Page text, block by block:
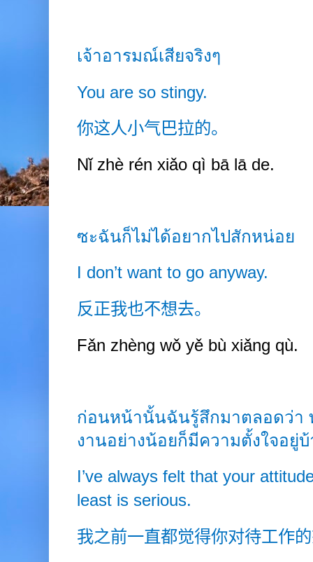
เจ้าอารมณ์เสียจริงๆ
You are so stingy.
你这人小气巴拉的。
Nǐ zhè rén xiǎo qì bā lā de.
ซะฉันก็ไม่ได้อยากไปสักหน่อย
I don’t want to go anyway.
反正我也不想去。
Fǎn zhèng wǒ yě bù xiǎng qù.
ก่อนหน้านั้นฉันรู้สึกมาตลอดว่
งานอย่างน้อยก็มีความตั้งใจอยู่บ้
I’ve always felt that your
least is serious.
我之前一直都觉得你对待工作